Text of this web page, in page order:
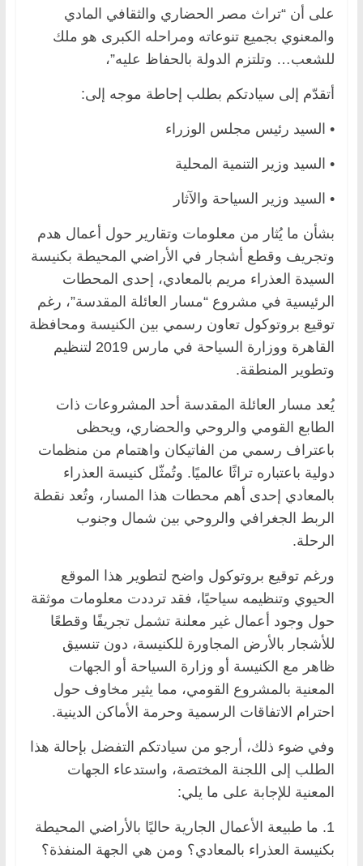
على أن “تراث مصر الحضاري والثقافي المادي
والمعنوي بجميع تنوعاته ومراحله الكبرى هو ملك
للشعب… وتلتزم الدولة بالحفاظ عليه”،
أتقدّم إلى سيادتكم بطلب إحاطة موجه إلى:
• السيد رئيس مجلس الوزراء
• السيد وزير التنمية المحلية
• السيد وزير السياحة والآثار
بشأن ما يُثار من معلومات وتقارير حول أعمال هدم
وتجريف وقطع أشجار في الأراضي المحيطة بكنيسة
السيدة العذراء مريم بالمعادي، إحدى المحطات
الرئيسية في مشروع “مسار العائلة المقدسة”، رغم
توقيع بروتوكول تعاون رسمي بين الكنيسة ومحافظة
القاهرة ووزارة السياحة في مارس 2019 لتنظيم
وتطوير المنطقة.
يُعد مسار العائلة المقدسة أحد المشروعات ذات
الطابع القومي والروحي والحضاري، ويحظى
باعتراف رسمي من الفاتيكان واهتمام من منظمات
دولية باعتباره تراثًا عالميًا. وتُمثّل كنيسة العذراء
بالمعادي إحدى أهم محطات هذا المسار، وتُعد نقطة
الربط الجغرافي والروحي بين شمال وجنوب
الرحلة.
ورغم توقيع بروتوكول واضح لتطوير هذا الموقع
الحيوي وتنظيمه سياحيًا، فقد ترددت معلومات موثقة
حول وجود أعمال غير معلنة تشمل تجريفًا وقطعًا
للأشجار بالأرض المجاورة للكنيسة، دون تنسيق
ظاهر مع الكنيسة أو وزارة السياحة أو الجهات
المعنية بالمشروع القومي، مما يثير مخاوف حول
احترام الاتفاقات الرسمية وحرمة الأماكن الدينية.
وفي ضوء ذلك، أرجو من سيادتكم التفضل بإحالة هذا
الطلب إلى اللجنة المختصة، واستدعاء الجهات
المعنية للإجابة على ما يلي:
1. ما طبيعة الأعمال الجارية حاليًا بالأراضي المحيطة
بكنيسة العذراء بالمعادي؟ ومن هي الجهة المنفذة؟